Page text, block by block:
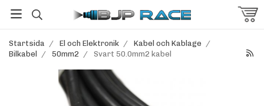
Startsida / El och Elektronik / Kabel och Kablage /
Bilkabel
/ 50mm2 / Svart 50.0mm2 kabel